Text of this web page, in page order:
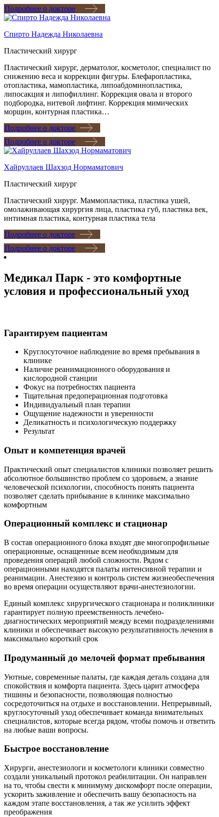
Подробнее о докторе
Спирто Надежда Николаевна
Пластический хирург
Пластический хирург, дерматолог, косметолог, специалист по
снижению веса и коррекции фигуры. Блефаропластика,
отопластика, мамопластика, липоабдоминопластика,
липосакция и липофиллинг. Коррекция овала и второго
подбородка, нитевой лифтинг. Коррекция мимических
морщин, контурная пластика…
Подробнее о докторе
Подробнее о докторе
Хайруллаев Шахзод Нормаматович
Пластический хирург
Пластический хирург. Маммопластика, пластика ушей,
омолаживающая хирургия лица, пластика губ, пластика век,
интимная пластика, контурная пластика тела
Подробнее о докторе
Подробнее о докторе
Медикал Парк - это комфортные
условия и профессиональный уход
Гарантируем пациентам
Круглосуточное наблюдение во время пребывания в
клинике
Наличие реанимационного оборудования и
кислородной станции
Фокус на потребностях пациента
Тщательная предоперационная подготовка
Индивидуальный план терапии
Ощущение надежности и уверенности
Деликатность и психологическую поддержку
Результат
Опыт и компетенция врачей
Практический опыт специалистов клиники позволяет решить
абсолютное большинство проблем со здоровьем, а знание
человеческой психологии, способность понять пациента
позволяет сделать прибывание в клинике максимально
комфортным
Операционный комплекс и стационар
В состав операционного блока входят две многопрофильные
операционные, оснащенные всем необходимым для
проведения операций любой сложности. Рядом с
операционными находятся палаты интенсивной терапии и
реанимации. Анестезию и контроль систем жизнеобеспечения
во время операции осуществляют врачи-анестезиологии.
Единый комплекс хирургического стационара и поликлиники
гарантирует полную преемственность лечебно-
диагностических мероприятий между всеми подразделениями
клиники и обеспечивает высокую результативность лечения в
максимально короткий срок
Продуманный до мелочей формат пребывания
Уютные, современные палаты, где каждая деталь создана для
спокойствия и комфорта пациента. Здесь царит атмосфера
тишины и безопасности, позволяющая полностью
сосредоточиться на отдыхе и восстановлении. Непрерывный,
круглосуточный уход обеспечивает команда внимательных
специалистов, которые всегда рядом, чтобы помочь и ответить
на любые ваши вопросы.
Быстрое восстановление
Хирурги, анестезиологи и косметологи клиники совместно
создали уникальный протокол реабилитации. Он направлен
на то, чтобы свести к минимуму дискомфорт после операции,
ускорить заживление и обеспечить вашу безопасность на
каждом этапе восстановления, а так же усилить эффект
преображения